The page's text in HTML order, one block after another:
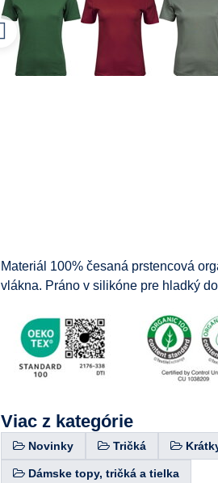
Materiál 100% česaná prstencová
vlákna. Práno v silikóne pre hladký
Viac z kategórie
Novinky Tričká
Dámske topy, tričká a tielka